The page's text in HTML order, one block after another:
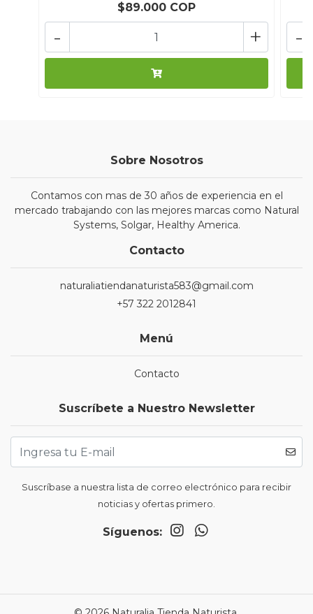
$89.000 COP
+
- -
Sobre Nosotros
Contamos con mas de 30 años de experiencia en el
mercado trabajando con las mejores marcas como Natural
Systems, Solgar, Healthy America.
Contacto
naturaliatiendanaturista583@gmail.com
+57 322 2012841
Menú
Contacto
Suscríbete a Nuestro Newsletter
Suscríbase a nuestra lista de correo electrónico para recibir
noticias y ofertas primero.
Síguenos: